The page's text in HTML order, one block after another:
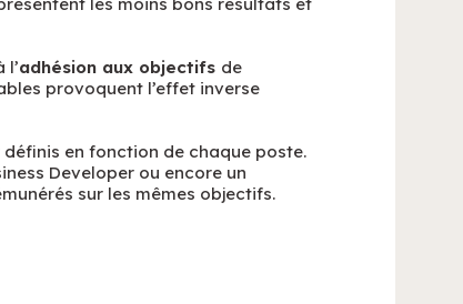
adhésion aux objectifs de
provoquent l’effet inverse
en fonction de chaque poste.
Developer ou encore un
sur les mêmes objectifs.